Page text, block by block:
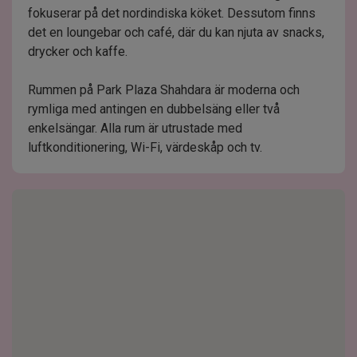
fokuserar på det nordindiska köket. Dessutom finns
det en loungebar och café, där du kan njuta av snacks,
drycker och kaffe.
Rummen på Park Plaza Shahdara är moderna och
rymliga med antingen en dubbelsäng eller två
enkelsängar. Alla rum är utrustade med
luftkonditionering, Wi-Fi, värdeskåp och tv.